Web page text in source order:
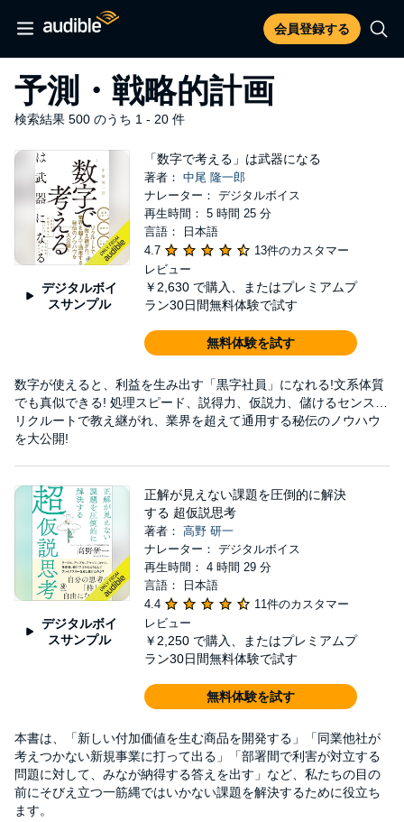
会員登録する
予測・戦略的計画
検索結果 500 のうち 1 - 20 件
デジタルボイ
スサンプル
「数字で考える」は武器になる
著者： 中尾 隆一郎
ナレーター： デジタルボイス
再生時間： 5 時間 25 分
言語： 日本語
4.7
13件のカスタマー
レビュー
￥2,630 で購入、またはプレミアムプ
ラン30日間無料体験で試す
無料体験を試す
数字が使えると、利益を生み出す「黒字社員」になれる!文系体質
でも真似できる! 処理スピード、説得力、仮説力、儲けるセンス…
リクルートで教え継がれ、業界を超えて通用する秘伝のノウハウ
を大公開!
デジタルボイ
スサンプル
正解が見えない課題を圧倒的に解決
する 超仮説思考
著者： 高野 研一
ナレーター： デジタルボイス
再生時間： 4 時間 29 分
言語： 日本語
4.4
11件のカスタマー
レビュー
￥2,250 で購入、またはプレミアムプ
ラン30日間無料体験で試す
無料体験を試す
本書は、「新しい付加価値を生む商品を開発する」「同業他社が
考えつかない新規事業に打って出る」「部署間で利害が対立する
問題に対して、みなが納得する答えを出す」など、私たちの目の
前にそびえ立つ一筋縄ではいかない課題を解決するために役立ち
ます。